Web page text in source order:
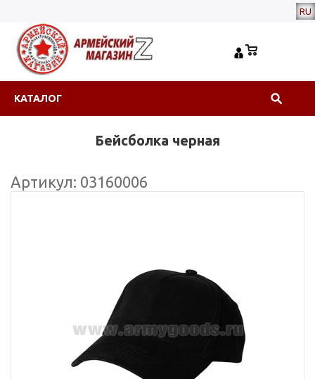
RU
КАТАЛОГ
Бейсболка черная
Артикул: 03160006